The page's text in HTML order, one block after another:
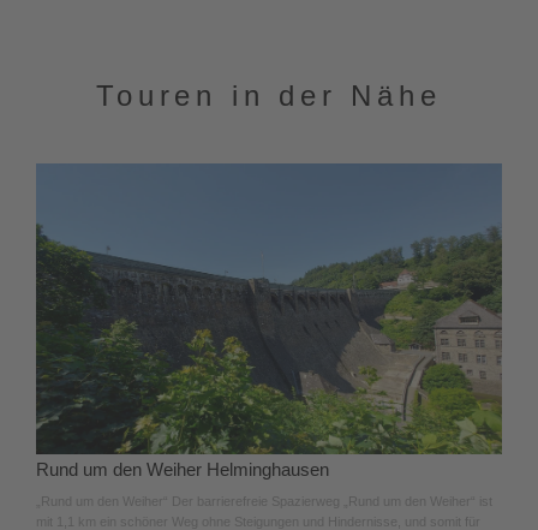
Touren in der Nähe
Rund um den Weiher Helminghausen
„Rund um den Weiher“ Der barrierefreie Spazierweg „Rund um den Weiher“ ist
mit 1,1 km ein schöner Weg ohne Steigungen und Hindernisse, und somit für